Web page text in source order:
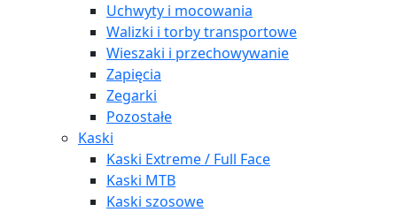
Uchwyty i mocowania
Walizki i torby transportowe
Wieszaki i przechowywanie
Zapięcia
Zegarki
Pozostałe
Kaski
Kaski Extreme / Full Face
Kaski MTB
Kaski szosowe